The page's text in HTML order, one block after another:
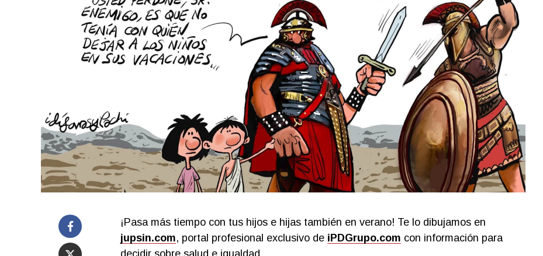
¡Pasa más tiempo con tus hijos e hijas también en verano! Te lo dibujamos en
jupsin.com, portal profesional exclusivo de iPDGrupo.com con información para
decidir sobre salud e igualdad.